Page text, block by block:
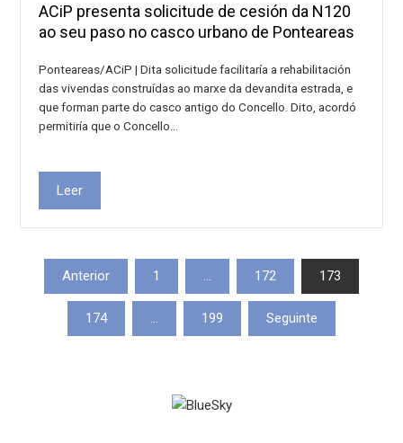
ACiP presenta solicitude de cesión da N120
ao seu paso no casco urbano de Ponteareas
Ponteareas/ACiP | Dita solicitude facilitaría a rehabilitación
das vivendas construídas ao marxe da devandita estrada, e
que forman parte do casco antigo do Concello. Dito, acordó
permitiría que o Concello…
Leer
Paxinación
Anterior 1 … 172 173
174 … 199 Seguinte